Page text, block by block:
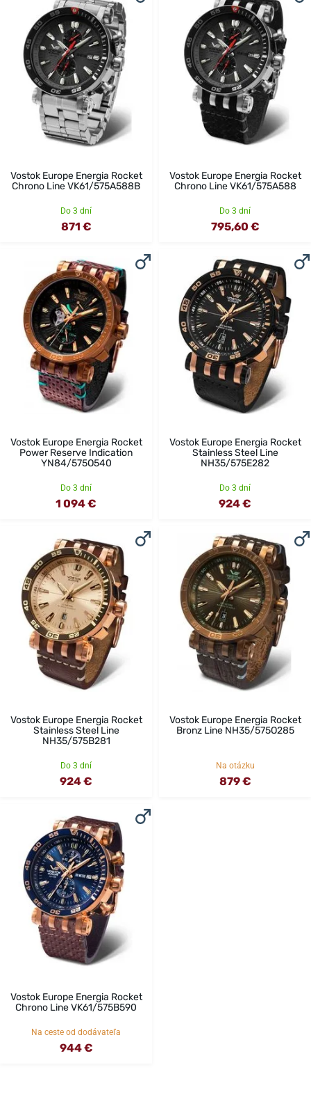
Vostok Europe Energia Rocket
Chrono Line VK61/575A588B
Do 3 dní
871 €
Vostok Europe Energia Rocket
Chrono Line VK61/575A588
Do 3 dní
795,60 €
Vostok Europe Energia Rocket
Power Reserve Indication
YN84/575O540
Do 3 dní
1 094 €
Vostok Europe Energia Rocket
Stainless Steel Line
NH35/575E282
Do 3 dní
924 €
Vostok Europe Energia Rocket
Stainless Steel Line
NH35/575B281
Do 3 dní
924 €
Vostok Europe Energia Rocket
Bronz Line NH35/575O285
Na otázku
879 €
Vostok Europe Energia Rocket
Chrono Line VK61/575B590
Na ceste od dodávateľa
944 €